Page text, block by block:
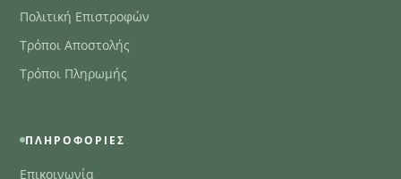
Πολιτική Επιστροφών
Τρόποι Αποστολής
Τρόποι Πληρωμής
ΠΛΗΡΟΦΟΡΊΕΣ
Επικοινωνία